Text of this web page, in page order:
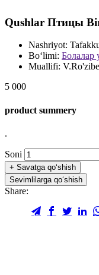
Qushlar Птицы
Nashriyot:
Bo‘limi: Болалар
Muallifi:
5 000
product summery
.
Soni
+ Savatga qo‘shish
Sevimlilarga qo‘shish
Share: